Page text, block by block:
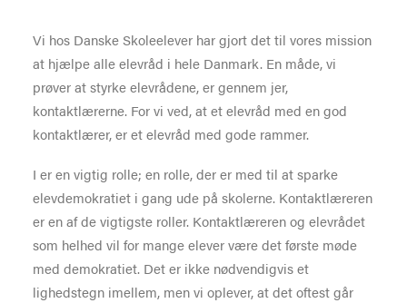
Vi hos Danske Skoleelever har gjort det til vores mission
at hjælpe alle elevråd i hele Danmark. En måde, vi
prøver at styrke elevrådene, er gennem jer,
kontaktlærerne. For vi ved, at et elevråd med en god
kontaktlærer, er et elevråd med gode rammer.
I er en vigtig rolle; en rolle, der er med til at sparke
elevdemokratiet i gang ude på skolerne. Kontaktlæreren
er en af de vigtigste roller. Kontaktlæreren og elevrådet
som helhed vil for mange elever være det første møde
med demokratiet. Det er ikke nødvendigvis et
lighedstegn imellem, men vi oplever, at det oftest går